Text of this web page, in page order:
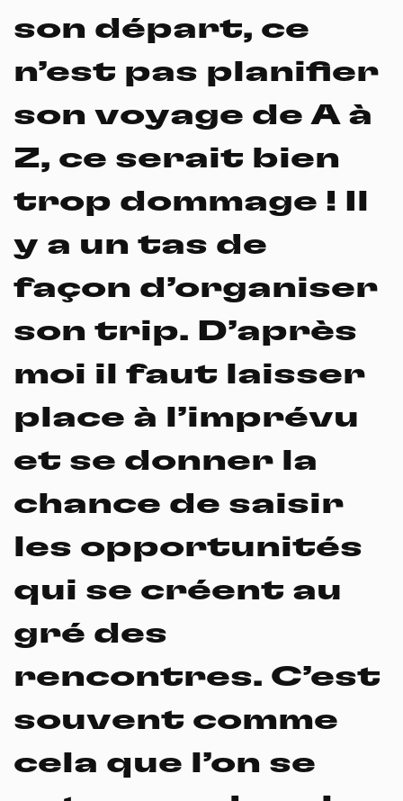
son départ, ce
n’est pas planifier
son voyage de A à
Z, ce serait bien
trop dommage ! Il
y a un tas de
façon d’organiser
son trip. D’après
moi il faut laisser
place à l’imprévu
et se donner la
chance de saisir
les opportunités
qui se créent au
gré des
rencontres. C’est
souvent comme
cela que l’on se